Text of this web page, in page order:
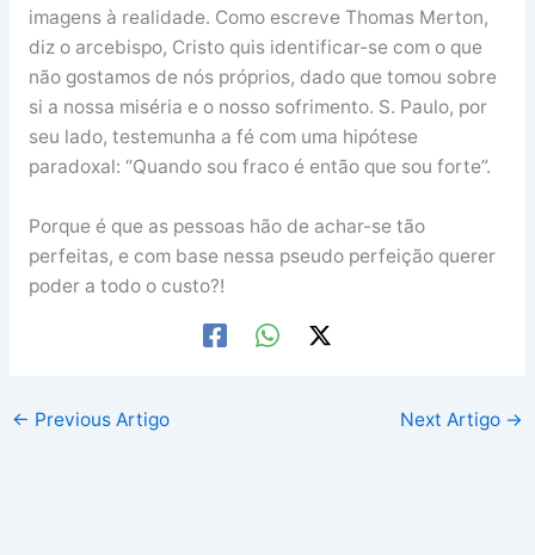
imagens à realidade. Como escreve Thomas Merton,
diz o arcebispo, Cristo quis identificar-se com o que
não gostamos de nós próprios, dado que tomou sobre
si a nossa miséria e o nosso sofrimento. S. Paulo, por
seu lado, testemunha a fé com uma hipótese
paradoxal: “Quando sou fraco é então que sou forte”.
Porque é que as pessoas hão de achar-se tão
perfeitas, e com base nessa pseudo perfeição querer
poder a todo o custo?!
← Previous Artigo Next Artigo →